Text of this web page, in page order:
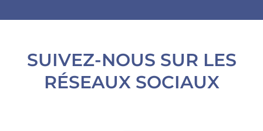
SUIVEZ-NOUS SUR LES
RÉSEAUX SOCIAUX